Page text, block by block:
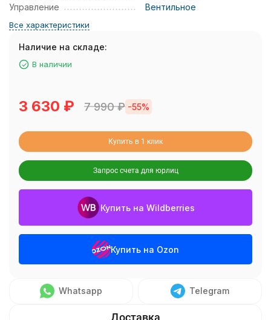
Управление
Вентильное
Все характеристики
Наличие на складе:
В наличии
3 630 ₽ 7 990₽ -55%
Купить в 1 клик
Запрос счета для юрлиц
Купить на Wildberries
Купить на Ozon
Whatsapp Telegram